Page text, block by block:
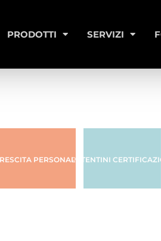
PRODOTTI SERVIZI
PERSONALEPATENTINI